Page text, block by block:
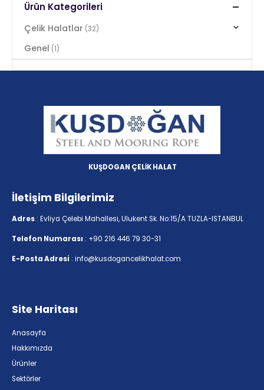
Ürün Kategorileri
Çelik Halatlar (32)
Genel (1)
KUŞDOGAN ÇELİK HALAT
İletişim Bilgilerimiz
Adres : Evliya Çelebi Mahallesi, Ulukent Sk. No:15/A TUZLA-ISTANBUL
Telefon Numarası : +90 216 446 79 30-31
E-Posta Adresi : info@kusdogancelikhalat.com
Site Haritası
Anasayfa
Hakkımızda
Ürünler
Sektörler